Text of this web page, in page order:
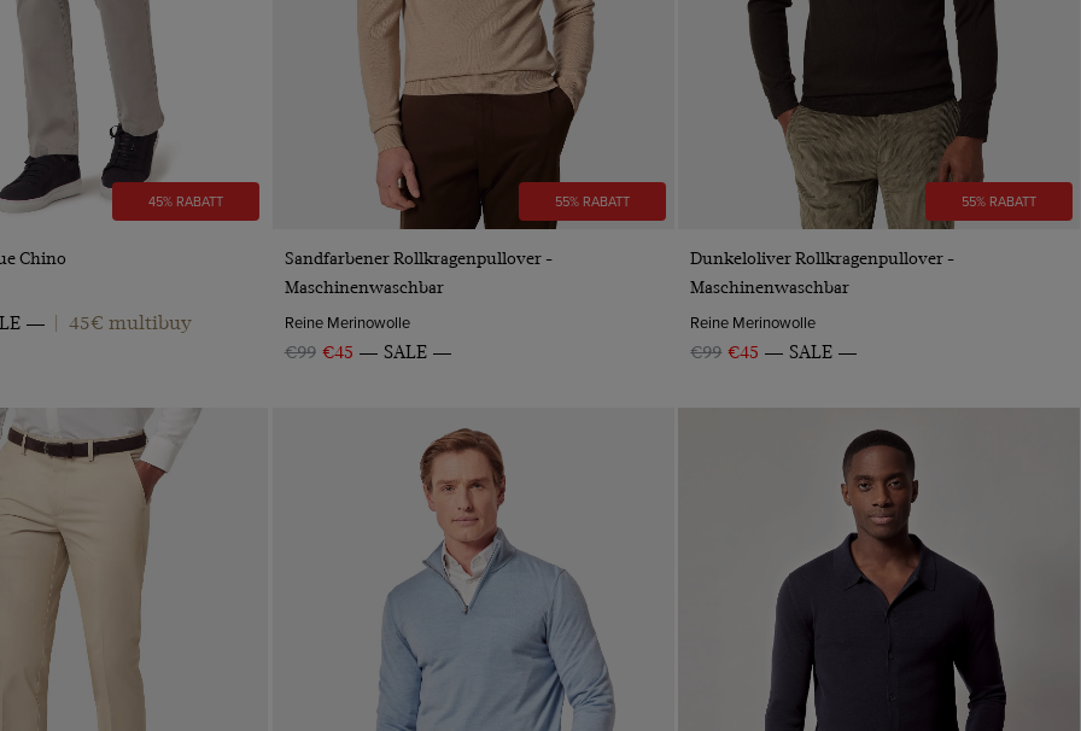
45% RABATT
VORSCHAU
Chino
45€ multibuy
55% RABATT
VORSCHAU
Sandfarbener Rollkragenpullover -
Maschinenwaschbar
Reine Merinowolle
€99 €45 SALE
55% RABATT
VORSCHAU
Dunkeloliver Rollkragenpullover -
Maschinenwaschbar
Reine Merinowolle
€99 €45 SALE